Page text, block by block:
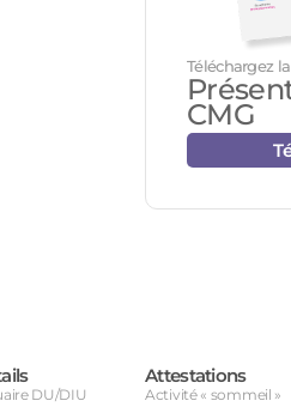
Téléchargez la
CMG
DU/DIU
Attestations
Activité « sommeil »